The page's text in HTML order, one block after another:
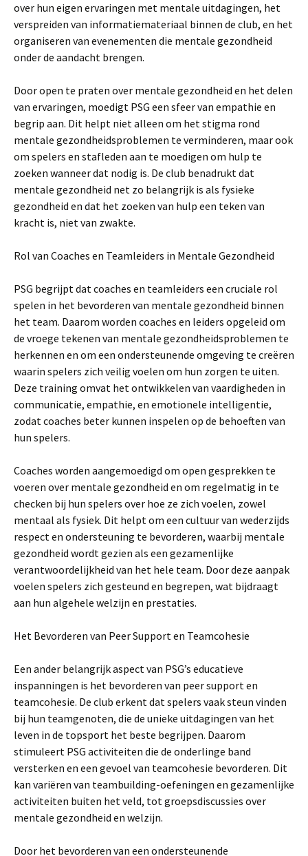
over hun eigen ervaringen met mentale uitdagingen, het
verspreiden van informatiemateriaal binnen de club, en het
organiseren van evenementen die mentale gezondheid
onder de aandacht brengen.
Door open te praten over mentale gezondheid en het delen
van ervaringen, moedigt PSG een sfeer van empathie en
begrip aan. Dit helpt niet alleen om het stigma rond
mentale gezondheidsproblemen te verminderen, maar ook
om spelers en stafleden aan te moedigen om hulp te
zoeken wanneer dat nodig is. De club benadrukt dat
mentale gezondheid net zo belangrijk is als fysieke
gezondheid en dat het zoeken van hulp een teken van
kracht is, niet van zwakte.
Rol van Coaches en Teamleiders in Mentale Gezondheid
PSG begrijpt dat coaches en teamleiders een cruciale rol
spelen in het bevorderen van mentale gezondheid binnen
het team. Daarom worden coaches en leiders opgeleid om
de vroege tekenen van mentale gezondheidsproblemen te
herkennen en om een ondersteunende omgeving te creëren
waarin spelers zich veilig voelen om hun zorgen te uiten.
Deze training omvat het ontwikkelen van vaardigheden in
communicatie, empathie, en emotionele intelligentie,
zodat coaches beter kunnen inspelen op de behoeften van
hun spelers.
Coaches worden aangemoedigd om open gesprekken te
voeren over mentale gezondheid en om regelmatig in te
checken bij hun spelers over hoe ze zich voelen, zowel
mentaal als fysiek. Dit helpt om een cultuur van wederzijds
respect en ondersteuning te bevorderen, waarbij mentale
gezondheid wordt gezien als een gezamenlijke
verantwoordelijkheid van het hele team. Door deze aanpak
voelen spelers zich gesteund en begrepen, wat bijdraagt
aan hun algehele welzijn en prestaties.
Het Bevorderen van Peer Support en Teamcohesie
Een ander belangrijk aspect van PSG’s educatieve
inspanningen is het bevorderen van peer support en
teamcohesie. De club erkent dat spelers vaak steun vinden
bij hun teamgenoten, die de unieke uitdagingen van het
leven in de topsport het beste begrijpen. Daarom
stimuleert PSG activiteiten die de onderlinge band
versterken en een gevoel van teamcohesie bevorderen. Dit
kan variëren van teambuilding-oefeningen en gezamenlijke
activiteiten buiten het veld, tot groepsdiscussies over
mentale gezondheid en welzijn.
Door het bevorderen van een ondersteunende